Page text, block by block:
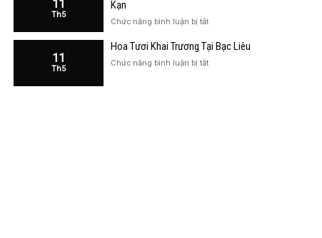
Hàng
Bạc
Liêu
11
Th5
Kạn
Chức năng bình luận bị tắtở
Khai
11
Th5
Hoa Tươi Khai Trương Tại Bạc Liêu
Chức năng bình luận bị tắtở